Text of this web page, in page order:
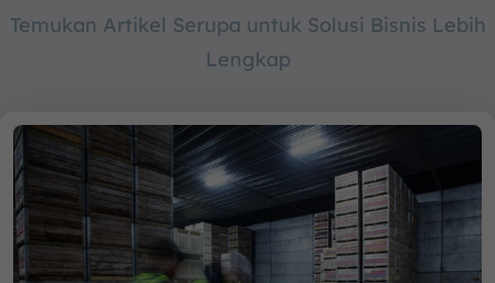
Temukan Artikel Serupa untuk Solusi Bisnis Lebih
Lengkap